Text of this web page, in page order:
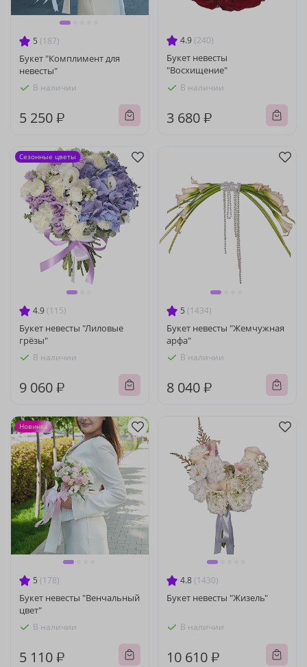
5 (187)
Букет "Комплимент для
невесты"
В наличии
5 250 ₽
4.9 (240)
Букет невесты
"Восхищение"
В наличии
3 680 ₽
4.9 (115)
Букет невесты "Лиловые
грёзы"
В наличии
9 060 ₽
Сезонные цветы
5 (1434)
Букет невесты "Жемчужная
арфа"
В наличии
8 040 ₽
5 (178)
Букет невесты "Венчальный
цвет"
В наличии
5 110 ₽
Новинка
4.8 (1430)
Букет невесты "Жизель"
В наличии
10 610 ₽